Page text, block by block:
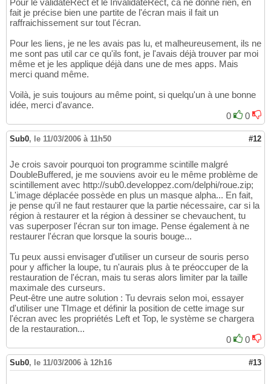
Pour le validateRect et le InvalidateRect, ca ne donne rien, en
fait je précise bien une partite de l'écran mais il fait un
raffraichissement sur tout l'écran.
Pour les liens, je ne les avais pas lu, et malheureusement, ils ne
me sont pas util car ce qu'ils font, je l'avais déjà trouver par moi
même et je les applique déjà dans une de mes apps. Mais
merci quand même.
Voilà, je suis toujours au même point, si quelqu'un à une bonne
idée, merci d'avance.
0
0
Sub0, le 11/03/2006 à 11h50 #12
Je crois savoir pourquoi ton programme scintille malgré
DoubleBuffered, je me souviens avoir eu le même problème de
scintillement avec http://sub0.developpez.com/delphi/roue.zip;
L'image déplacée possède en plus un masque alpha... En fait,
je pense qu'il ne faut restaurer que la partie nécessaire, car si la
région à restaurer et la région à dessiner se chevauchent, tu
vas superposer l'écran sur ton image. Pense également à ne
restaurer l'écran que lorsque la souris bouge...
Tu peux aussi envisager d'utiliser un curseur de souris perso
pour y afficher la loupe, tu n'aurais plus à te préoccuper de la
restauration de l'écran, mais tu seras alors limiter par la taille
maximale des curseurs.
Peut-être une autre solution : Tu devrais selon moi, essayer
d'utiliser une TImage et définir la position de cette image sur
l'écran avec les propriétés Left et Top, le système se chargera
de la restauration...
0
0
Sub0, le 11/03/2006 à 12h16 #13